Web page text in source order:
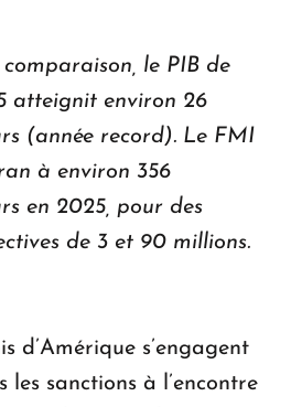
le PIB de
atteignit environ 26
(année record). Le FMI
à environ 356
en 2025, pour des
de 3 et 90 millions.
d’Amérique s’engagent
les sanctions à l’encontre